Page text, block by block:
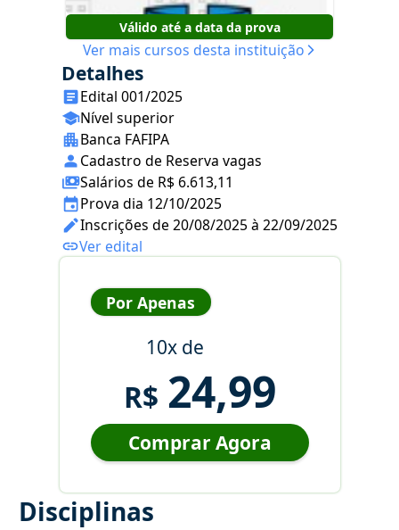
Válido até a data da prova
Ver mais cursos desta instituição
Detalhes
Edital 001/2025
Nível superior
Banca FAFIPA
Cadastro de Reserva vagas
Salários de R$ 6.613,11
Prova dia 12/10/2025
Inscrições de 20/08/2025 à 22/09/2025
Ver edital
Por Apenas
10x de
R$ 24,99
Comprar Agora
Disciplinas